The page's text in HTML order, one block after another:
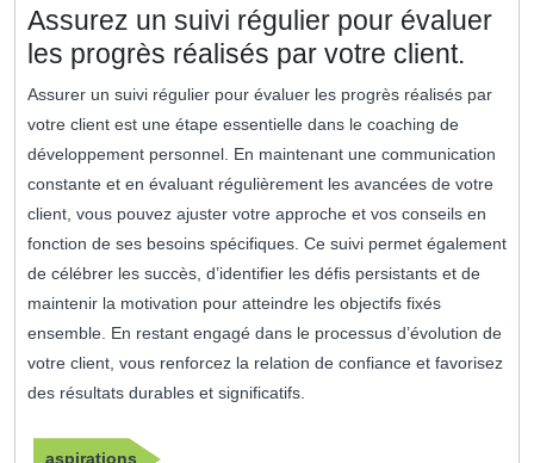
Assurez un suivi régulier pour évaluer
les progrès réalisés par votre client.
Assurer un suivi régulier pour évaluer les progrès réalisés par
votre client est une étape essentielle dans le coaching de
développement personnel. En maintenant une communication
constante et en évaluant régulièrement les avancées de votre
client, vous pouvez ajuster votre approche et vos conseils en
fonction de ses besoins spécifiques. Ce suivi permet également
de célébrer les succès, d’identifier les défis persistants et de
maintenir la motivation pour atteindre les objectifs fixés
ensemble. En restant engagé dans le processus d’évolution de
votre client, vous renforcez la relation de confiance et favorisez
des résultats durables et significatifs.
aspirations